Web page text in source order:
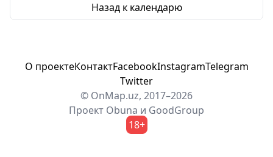
Назад к календарю
О проектеКонтактFacebookInstagramTelegram
Twitter
© OnMap.uz, 2017–2026
Проект Obuna и GoodGroup
18+